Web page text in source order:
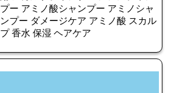
プー アミノ酸シャンプー アミノシャ
ンプー ダメージケア アミノ酸 スカル
プ 香水 保湿 ヘアケア